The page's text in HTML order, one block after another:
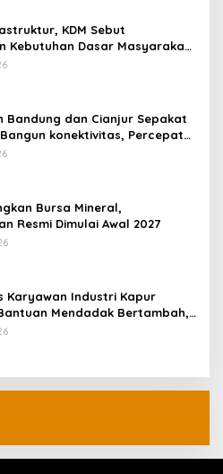
KDM Sebut
Kebutuhan Dasar Masyarakat
Jabar 2027
Bandung dan Cianjur Sepakat
konektivitas, Percepat
Ekonomi Daerah
Bursa Mineral,
Resmi Dimulai Awal 2027
Karyawan Industri Kapur
Mendadak Bertambah,